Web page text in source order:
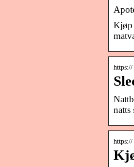
Kjøp
https://
natts
https://